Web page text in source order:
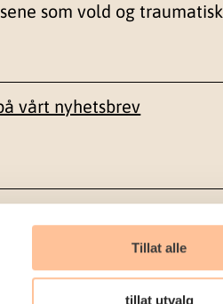
Tillat alle
tillat utvalg
som vold og traumatisk
vårt nyhetsbrev
Sosiale medier
Facebook